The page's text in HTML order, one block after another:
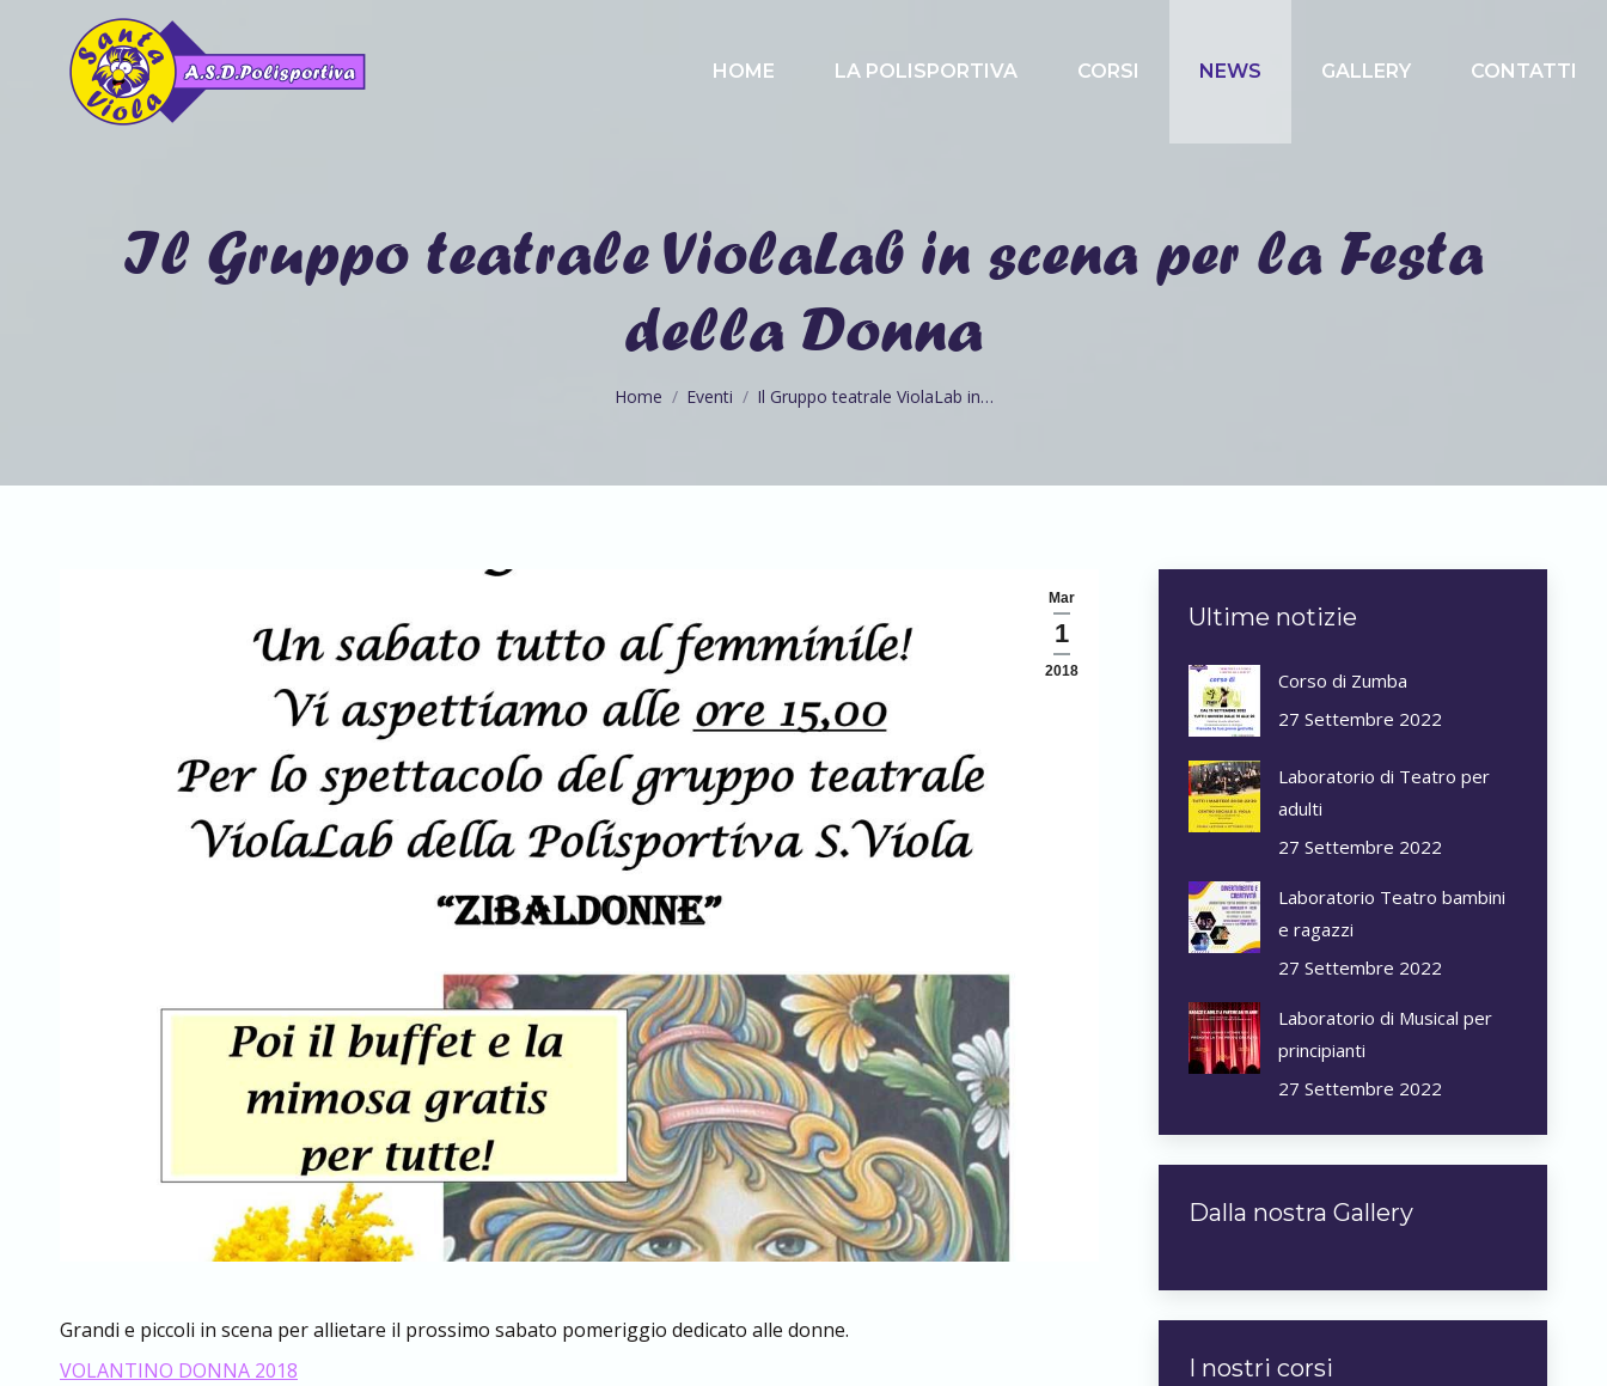
HOME LA POLISPORTIVA CORSI NEWS GALLERY CONTATTI
Il Gruppo teatrale ViolaLab in scena per la Festa
della Donna
Tu sei qui:
Home Eventi Il Gruppo teatrale ViolaLab in…
Mar
1
2018
Grandi e piccoli in scena per allietare il prossimo sabato pomeriggio dedicato alle donne.
VOLANTINO DONNA 2018
Ultime notizie
Corso di Zumba
27 Settembre 2022
Laboratorio di Teatro per
adulti
27 Settembre 2022
Laboratorio Teatro bambini
e ragazzi
27 Settembre 2022
Laboratorio di Musical per
principianti
27 Settembre 2022
Dalla nostra Gallery
I nostri corsi